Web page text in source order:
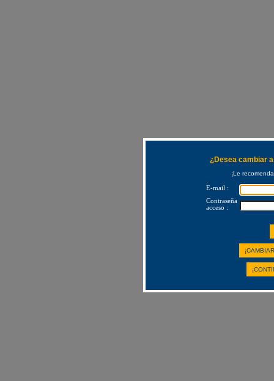
¿Desea cambiar
¡Le
E-mail :
Contraseña
acceso :